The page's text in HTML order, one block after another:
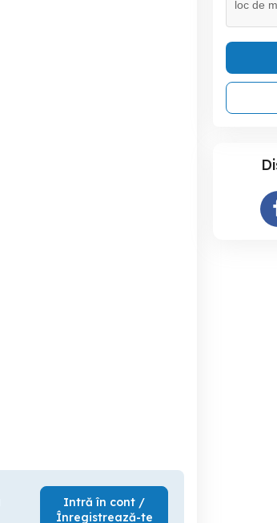
Intră în cont /
Înregistrează-te